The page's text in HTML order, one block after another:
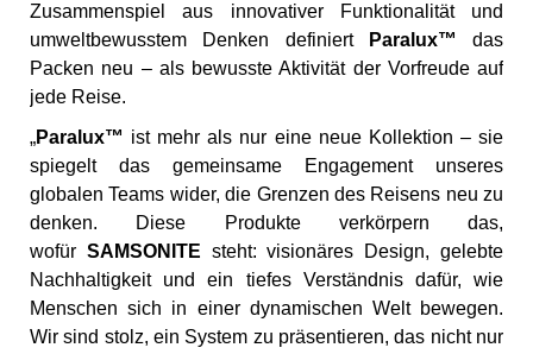
Zusammenspiel aus innovativer Funktionalität und
umweltbewusstem Denken definiert
Paralux™
das
Packen neu – als bewusste Aktivität der Vorfreude auf
jede Reise.
„Paralux™ ist mehr als nur eine neue Kollektion – sie
spiegelt das gemeinsame Engagement unseres
globalen Teams wider, die Grenzen des Reisens neu zu
denken. Diese Produkte verkörpern das,
wofür SAMSONITE steht: visionäres Design, gelebte
Nachhaltigkeit und ein tiefes Verständnis dafür, wie
Menschen sich in einer dynamischen Welt bewegen.
Wir sind stolz, ein System zu präsentieren, das nicht nur